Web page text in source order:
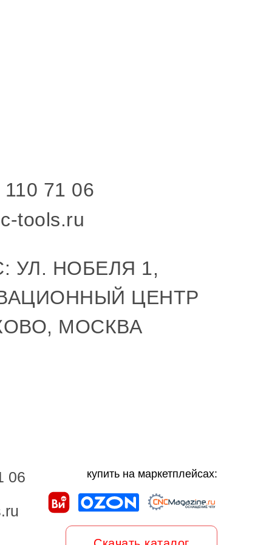
71 06
tools.ru
УЛ. НОБЕЛЯ 1,
ЦЕНТР
МОСКВА
06 купить на маркетплейсах: